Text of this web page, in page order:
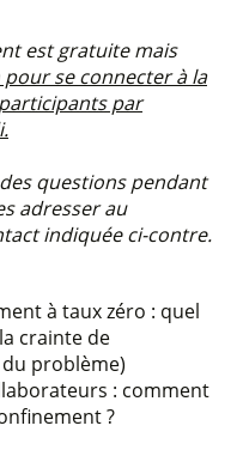
est gratuite mais
pour se connecter à la
par
questions pendant
adresser au
indiquée ci-contre.
à taux zéro : quel
crainte de
problème)
: comment
?